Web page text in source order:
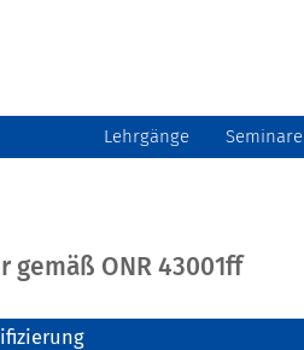
Lehrgänge Seminare
ONR 43001ff